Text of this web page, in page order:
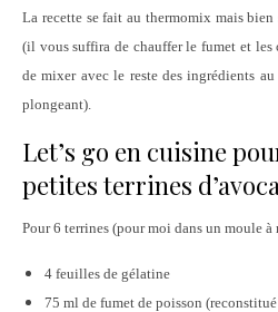
La recette se fait au thermomix mais
(il vous suffira de chauffer le fumet et les
de mixer avec le reste des ingrédients
plongeant).
Let’s go en cuisine
petites terrines
Pour 6 terrines (pour moi dans un moule
4 feuilles de gélatine
75 ml de fumet de poisson